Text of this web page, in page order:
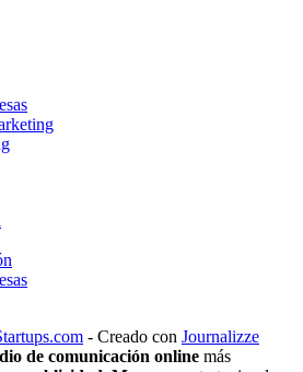
- Creado con Journalizze
de comunicación online más